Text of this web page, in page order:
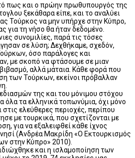
πως και ο πρώην πρωθυπουργός της
ξεκάθαρα είπε, και το αναλύει
Τούρκος να μην υπήρχε στην Κύπρο,
για τη νήσο θα ήταν δεδομένο.
συνομιλίες, παρά τις τόσες
σε λύση; Δεχθήκαμε, σχεδόν,
όσο παράλογες και
με σκοπό να φτάσουμε σε μιαν
αλλά μάταια. Κάθε φορά που
των Τούρκων, εκείνοι πρόβαλλαν
της και του μόνιμου στόχου
όλα τα ελληνικά τοπωνύμια, όχι μόνο
ελεύθερες περιοχές, περίπου
με τουρκικά, που σχετίζονται με
για να εξαλειφθεί κάθε ίχνος
(Ανδρέα Μακρίδη «Ο Εκτουρκισμός
στην Κύπρο» 2010).
και η ισλαμοποίηση των